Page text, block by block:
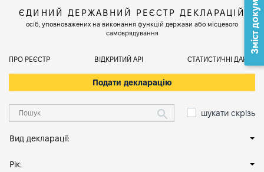
ЄДИНИЙ ДЕРЖАВНИЙ РЕЄСТР ДЕКЛАРАЦІЙ
осіб, уповноважених на виконання функцій держави або місцевого
самоврядування
ПРО РЕЄСТР ВІДКРИТИЙ АРІ СТАТИСТИЧНІ ДАНІ
Подати декларацію
шукати скрізь
Вид декларації:
Рік:
Зміст документа